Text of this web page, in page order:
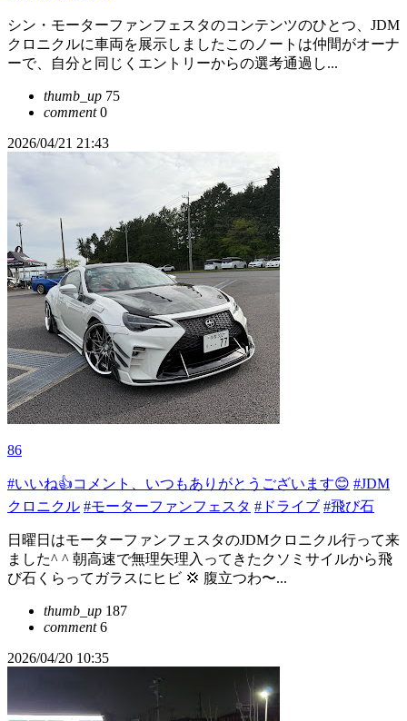
シン・モーターファンフェスタのコンテンツのひとつ、JDM
クロニクルに車両を展示しましたこのノートは仲間がオーナ
ーで、自分と同じくエントリーからの選考通過し...
thumb_up 75
comment0
2026/04/21 21:43
86
#いいね👍コメント、いつもありがとうございます😊 #JDM
クロニクル #モーターファンフェスタ #ドライブ #飛び石
日曜日はモーターファンフェスタのJDMクロニクル行って来
ました^ ^ 朝高速で無理矢理入ってきたクソミサイルから飛
び石くらってガラスにヒビ 💢 腹立つわ〜...
thumb_up 187
comment6
2026/04/20 10:35